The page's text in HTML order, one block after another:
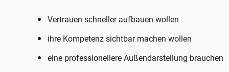
Vertrauen schneller aufbauen wollen
ihre Kompetenz sichtbar machen wollen
eine professionellere Außendarstellung brauchen